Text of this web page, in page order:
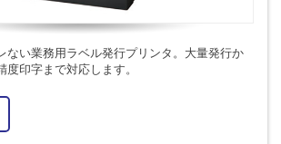
ない業務用ラベル発行プリンタ。大量発行か
度印字まで対応します。